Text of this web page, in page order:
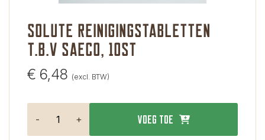
Solute reinigingstabletten
t.b.v Saeco, 10st
€ 6,48 (excl. BTW)
- + Voeg toe